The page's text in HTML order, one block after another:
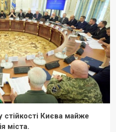
Києва майже
міста.